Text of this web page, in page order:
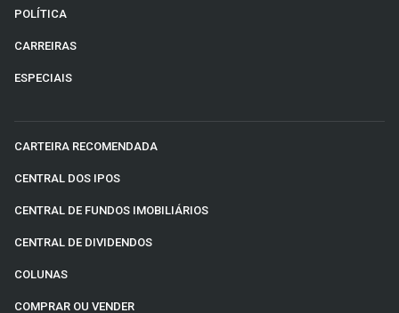
POLÍTICA
CARREIRAS
ESPECIAIS
CARTEIRA RECOMENDADA
CENTRAL DOS IPOS
CENTRAL DE FUNDOS IMOBILIÁRIOS
CENTRAL DE DIVIDENDOS
COLUNAS
COMPRAR OU VENDER